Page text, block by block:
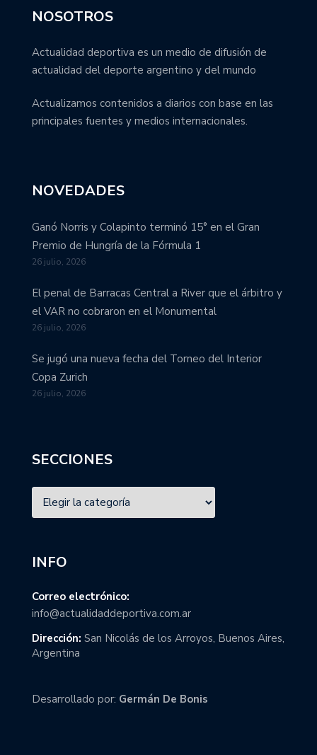
NOSOTROS
Actualidad deportiva es un medio de difusión de
actualidad del deporte argentino y del mundo
Actualizamos contenidos a diarios con base en las
principales fuentes y medios internacionales.
NOVEDADES
Ganó Norris y Colapinto terminó 15° en el Gran
Premio de Hungría de la Fórmula 1
26 julio, 2026
El penal de Barracas Central a River que el árbitro y
el VAR no cobraron en el Monumental
26 julio, 2026
Se jugó una nueva fecha del Torneo del Interior
Copa Zurich
26 julio, 2026
SECCIONES
INFO
Correo electrónico:
info@actualidaddeportiva.com.ar
Dirección: San Nicolás de los Arroyos, Buenos Aires,
Argentina
Desarrollado por: Germán De Bonis